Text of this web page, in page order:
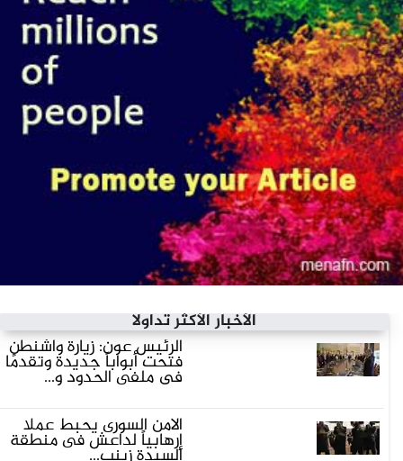
الأخبار الأكثر تداولاً
الرئيس عون: زيارة واشنطن
فتحت أبواباً جديدة وتقدمًا
في ملفي الحدود و...
الأمن السورى يحبط عملا
إرهابياً لداعش فى منطقة